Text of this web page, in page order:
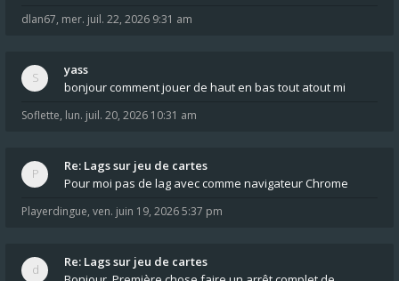
dlan67, mer. juil. 22, 2026 9:31 am
yass
bonjour comment jouer de haut en bas tout atout mi
Soflette, lun. juil. 20, 2026 10:31 am
Re: Lags sur jeu de cartes
Pour moi pas de lag avec comme navigateur Chrome
Playerdingue, ven. juin 19, 2026 5:37 pm
Re: Lags sur jeu de cartes